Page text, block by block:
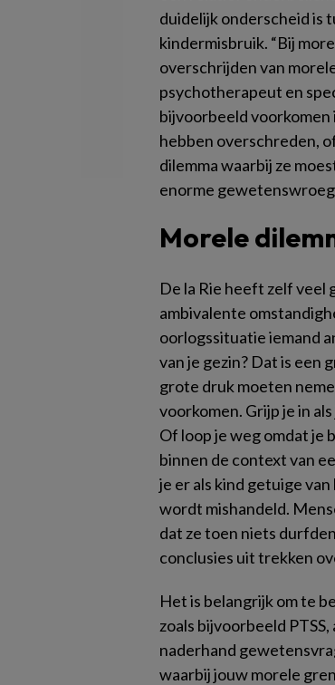
duidelijk onderscheid is
kindermisbruik. “Bij
overschrijden van
psychotherapeut en
bijvoorbeeld
hebben overschreden,
dilemma waarbij ze
enorme
Morele
De la Rie heeft zelf
ambivalente
oorlogssituatie iemand
van je gezin? Dat is een
grote druk moeten
voorkomen. Grijp je in
Of loop je weg omdat je
binnen de context van
je er als kind getuige
wordt mishandeld.
dat ze toen niets
conclusies uit trekken
Het is belangrijk om te
zoals bijvoorbeeld
naderhand
waarbij jouw morele